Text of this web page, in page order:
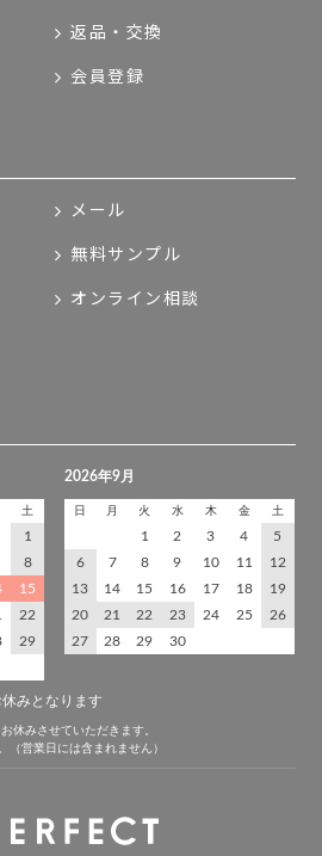
返品・交換
会員登録
メール
無料サンプル
オンライン相談